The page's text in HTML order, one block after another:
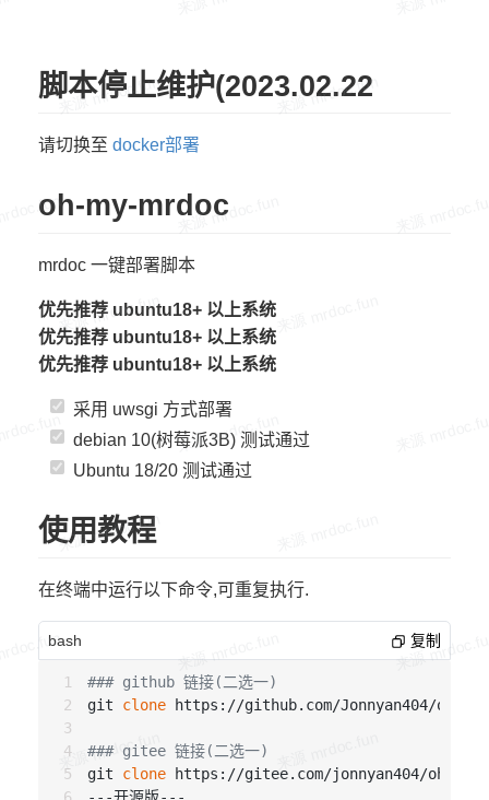
脚本停止维护(2023.02.22
请切换至 docker部署
oh-my-mrdoc
mrdoc 一键部署脚本
优先推荐 ubuntu18+ 以上系统
优先推荐 ubuntu18+ 以上系统
优先推荐 ubuntu18+ 以上系统
采用 uwsgi 方式部署
debian 10(树莓派3B) 测试通过
Ubuntu 18/20 测试通过
使用教程
在终端中运行以下命令,可重复执行.
bash 复制
### github 链接(二选一)
git clone https://github.com/Jonnyan404/oh-
### gitee 链接(二选一)
git clone https://gitee.com/jonnyan404/oh-my-